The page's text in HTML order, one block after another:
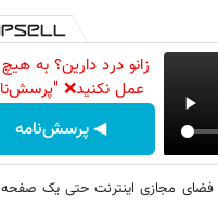
زانو درد دارین؟ به
عمل نکنید❌
◀ پرسش‌نامه
فضای مجازی اینترنت حتی یک